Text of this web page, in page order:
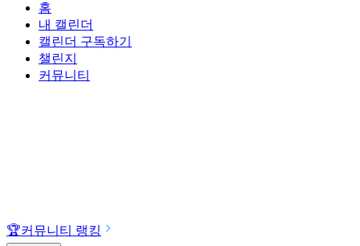
홈
내 캘린더
캘린더 구독하기
챌린지
커뮤니티
🏆커뮤니티 랭킹